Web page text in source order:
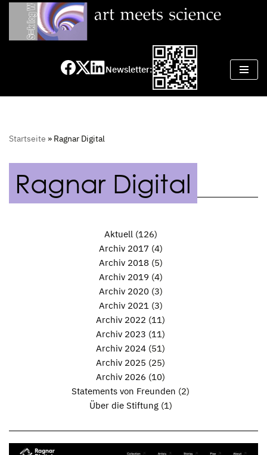
Zum
Newsletter:
Startseite » Ragnar Digital
Ragnar Digital
Aktuell(126)
Archiv 2017 (4)
Archiv 2018 (5)
Archiv 2019 (4)
Archiv 2020 (3)
Archiv 2021(3)
Archiv 2022 (11)
Archiv 2023 (11)
Archiv 2024 (51)
Archiv 2025 (25)
Archiv 2026 (10)
Statements von Freunden (2)
Über die Stiftung(1)